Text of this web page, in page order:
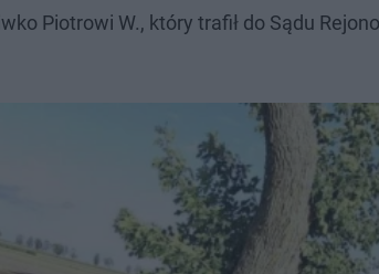
Piotrowi W., który trafił do Sądu